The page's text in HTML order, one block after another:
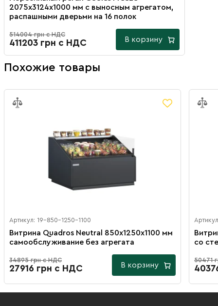
2075х3124х1000 мм с выносным агрегатом,
распашными дверьми на 16 полок
514004 грн с НДС
411203 грн с НДС В корзину
Похожие товары
Артикул: 19-850-1250-1100
Витрина Quadros Neutral 850х1250х1100 мм
самообслуживание без агрегата
34895 грн с НДС
27916 грн с НДС В корзину
со
50471